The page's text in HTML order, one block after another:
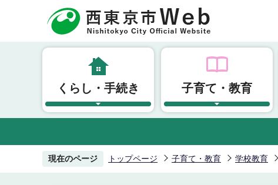
頭
くらし・手続き 子育て・教育
現在のページ トップページ 子育て・教育 学校教育